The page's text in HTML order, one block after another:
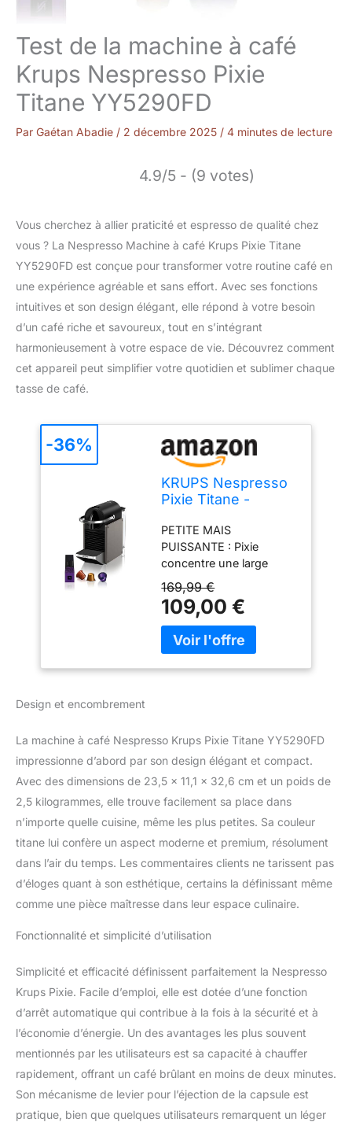
Test de la machine à café
Krups Nespresso Pixie
Titane YY5290FD
Par Gaétan Abadie / 2 décembre 2025 / 4 minutes de lecture
4.9/5 - (9 votes)
Vous cherchez à allier praticité et espresso de qualité chez
vous ? La Nespresso Machine à café Krups Pixie Titane
YY5290FD est conçue pour transformer votre routine café en
une expérience agréable et sans effort. Avec ses fonctions
intuitives et son design élégant, elle répond à votre besoin
d’un café riche et savoureux, tout en s’intégrant
harmonieusement à votre espace de vie. Découvrez comment
cet appareil peut simplifier votre quotidien et sublimer chaque
tasse de café.
KRUPS Nespresso
Pixie Titane -
Compacte & Kit de
bienvenue
PETITE MAIS
PUISSANTE : Pixie
concentre une large
palette de fonctionnalités
au coeur d'une machine
étonnamment compacte
et design 2 LONGUEURS
DE TASSE : choisissez
revêtement latéral en
métal MODE ECONOMIE
D'ENERGIE: la machine
s'éteint
automatiquement après
2 min d'inutilisation
REPARABILITE 15 ANS
AU JUSTE PRIX :
engagement de
réparabilité 15 ans au
juste prix grâce à notre
réparateurs dans le
à la protection de
l’environnement et à la
réduction des déchets
capsules Nespresso
sont recyclables. Toutes
les capsules en
aluminium collectées par
Nespresso sont
169,99 €
109,00 €
-36%
Design et encombrement
La machine à café Nespresso Krups Pixie Titane YY5290FD
impressionne d’abord par son design élégant et compact.
Avec des dimensions de 23,5 x 11,1 x 32,6 cm et un poids de
2,5 kilogrammes, elle trouve facilement sa place dans
n’importe quelle cuisine, même les plus petites. Sa couleur
titane lui confère un aspect moderne et premium, résolument
dans l’air du temps. Les commentaires clients ne tarissent pas
d’éloges quant à son esthétique, certains la définissant même
comme une pièce maîtresse dans leur espace culinaire.
Fonctionnalité et simplicité d’utilisation
Simplicité et efficacité définissent parfaitement la Nespresso
Krups Pixie. Facile d’emploi, elle est dotée d’une fonction
d’arrêt automatique qui contribue à la fois à la sécurité et à
l’économie d’énergie. Un des avantages les plus souvent
mentionnés par les utilisateurs est sa capacité à chauffer
rapidement, offrant un café brûlant en moins de deux minutes.
Son mécanisme de levier pour l’éjection de la capsule est
pratique, bien que quelques utilisateurs remarquent un léger